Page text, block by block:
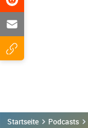
Startseite Podcasts